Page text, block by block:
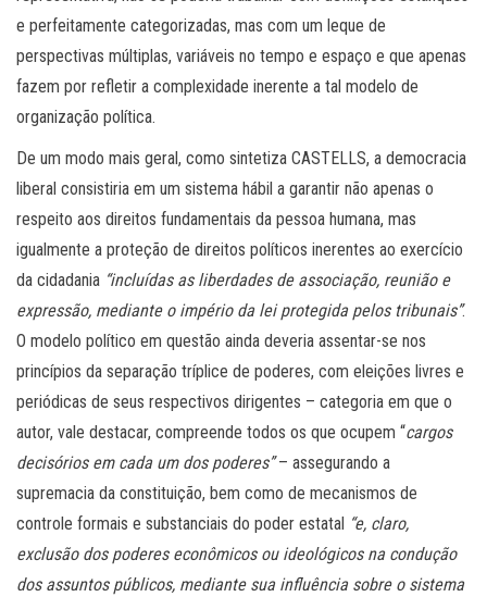
e perfeitamente categorizadas, mas com um leque de
perspectivas múltiplas, variáveis no tempo e espaço e que apenas
fazem por refletir a complexidade inerente a tal modelo de
organização política.
De um modo mais geral, como sintetiza CASTELLS, a democracia
liberal consistiria em um sistema hábil a garantir não apenas o
respeito aos direitos fundamentais da pessoa humana, mas
igualmente a proteção de direitos políticos inerentes ao exercício
da cidadania “incluídas as liberdades de associação, reunião e
expressão, mediante o império da lei protegida pelos tribunais”.
O modelo político em questão ainda deveria assentar-se nos
princípios da separação tríplice de poderes, com eleições livres e
periódicas de seus respectivos dirigentes – categoria em que o
autor, vale destacar, compreende todos os que ocupem “cargos
decisórios em cada um dos poderes”– assegurando a
supremacia da constituição, bem como de mecanismos de
controle formais e substanciais do poder estatal “e, claro,
exclusão dos poderes econômicos ou ideológicos na condução
dos assuntos públicos, mediante sua influência sobre o sistema